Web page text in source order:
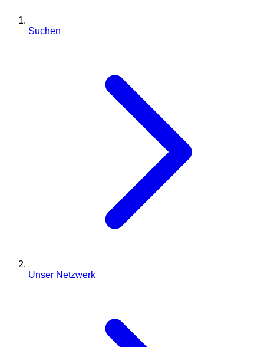
Suchen
Unser Netzwerk